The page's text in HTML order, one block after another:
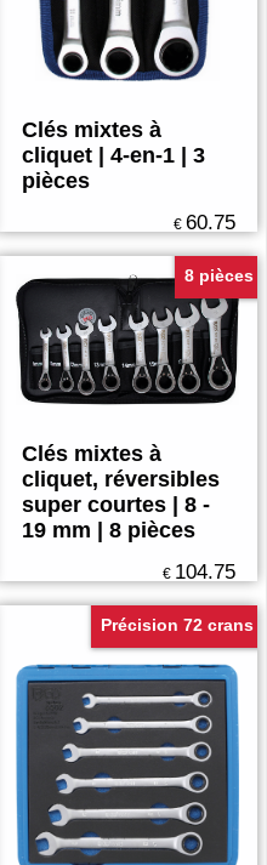
Clés mixtes à
cliquet | 4-en-1 | 3
pièces
€ 60.75
8 pièces
Clés mixtes à
cliquet, réversibles
super courtes | 8 -
19 mm | 8 pièces
€ 104.75
Précision 72 crans